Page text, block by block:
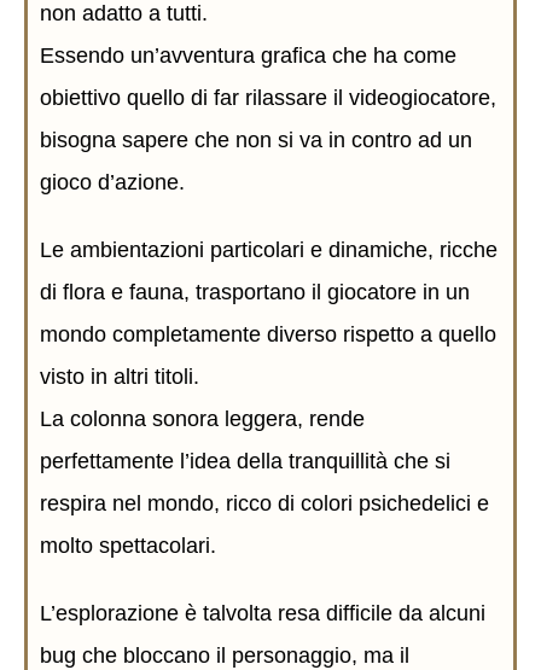
non adatto a tutti.
Essendo un’avventura grafica che ha come
obiettivo quello di far rilassare il videogiocatore,
bisogna sapere che non si va in contro ad un
gioco d’azione.
Le ambientazioni particolari e dinamiche, ricche
di flora e fauna, trasportano il giocatore in un
mondo completamente diverso rispetto a quello
visto in altri titoli.
La colonna sonora leggera, rende
perfettamente l’idea della tranquillità che si
respira nel mondo, ricco di colori psichedelici e
molto spettacolari.
L’esplorazione è talvolta resa difficile da alcuni
bug che bloccano il personaggio, ma il